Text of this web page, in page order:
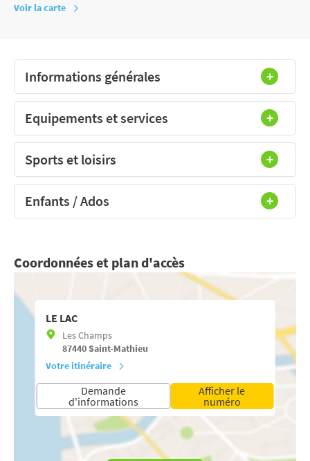
Voir la carte
Informations générales
Equipements et services
Sports et loisirs
Enfants / Ados
Coordonnées et plan d'accès
LE LAC
Les Champs
87440Saint-Mathieu
Votre itinéraire
Demande
d'informations
Afficher le
numéro